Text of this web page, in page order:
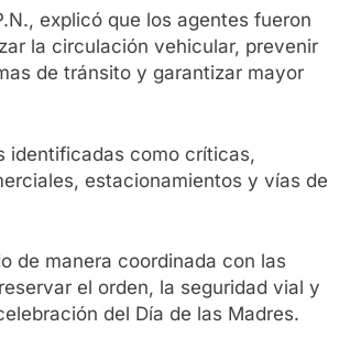
explicó que los agentes fueron
la circulación vehicular, prevenir
de tránsito y garantizar mayor
identificadas como críticas,
estacionamientos y vías de
de manera coordinada con las
el orden, la seguridad vial y
del Día de las Madres.